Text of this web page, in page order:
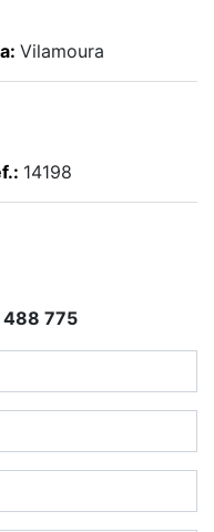
Vilamoura
14198
775